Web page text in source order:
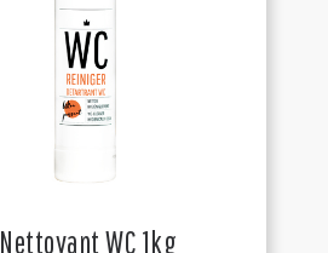
Nettoyant WC 1kg